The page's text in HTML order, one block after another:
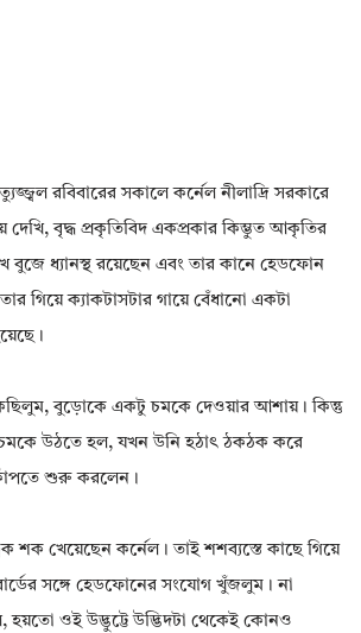
রবিবারের সকালে কর্নেল নীলাদ্রি সরকারে
দেখি, বৃদ্ধ প্রকৃতিবিদ একপ্রকার কিম্ভুত আকৃতির
বুজে ধ্যানস্থ রয়েছেন এবং তার কানে হেডফোন
গিয়ে ক্যাকটাসটার গায়ে বেঁধানো একটা
বুড়োকে একটু চমকে দেওয়ার আশায়। কিন্তু
উঠতে হল, যখন উনি হঠাৎ ঠকঠক করে
শুরু করলেন।
শক খেয়েছেন কর্নেল। তাই শশব্যস্তে কাছে গিয়ে
সঙ্গে হেডফোনের সংযোগ খুঁজলুম। না
হয়তো ওই উদ্ভুট্টে উদ্ভিদটা থেকেই কোনও